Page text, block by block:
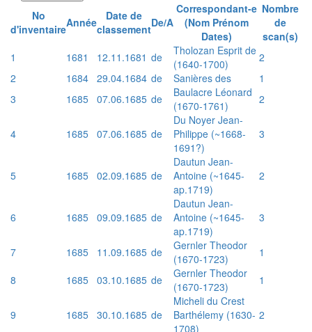
No
d'inventaireAnnée
Date de
classementDe/A
Correspondant-e
(Nom Prénom
Dates)
Nombre
de
scan(s)
1
1681 12.11.1681 de
Tholozan Esprit de
(1640-1700)
2
2
1684 29.04.1684 de Sanières des
1
3
1685 07.06.1685 de
Baulacre Léonard
(1670-1761)
2
4 1685 07.06.1685 de
Du Noyer Jean-
Philippe (~1668-
1691?)
3
5 1685 02.09.1685 de
Dautun Jean-
Antoine (~1645-
ap.1719)
2
6 1685 09.09.1685 de
Dautun Jean-
Antoine (~1645-
ap.1719)
3
7 1685 11.09.1685 de
Gernler Theodor
(1670-1723)
1
8
1685 03.10.1685 de
Gernler Theodor
(1670-1723)
1
9 1685 30.10.1685 de
Micheli du Crest
Barthélemy (1630-
1708)
2